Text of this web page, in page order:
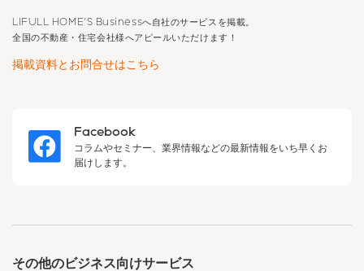
LIFULL HOME'S Businessへ自社のサービスを掲載。
全国の不動産・住宅会社様へアピールいただけます！
掲載資料とお問合せはこちら
Facebook
コラムやセミナー、業界情報などの最新情報をいち早くお
届けします。
その他のビジネス向けサービス